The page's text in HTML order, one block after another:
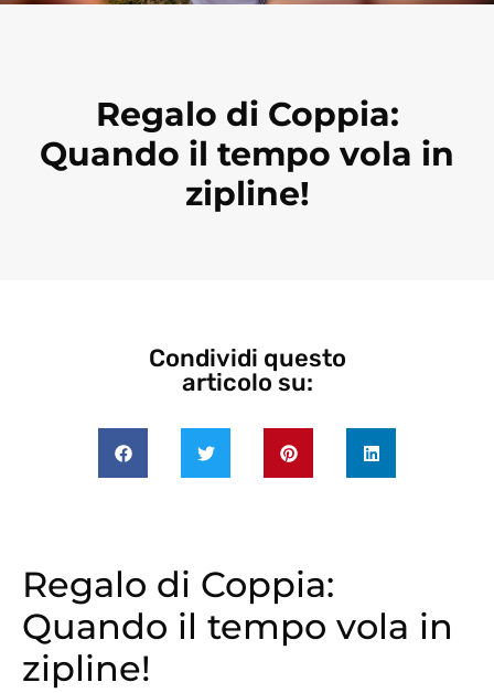
Regalo di Coppia:
Quando il tempo vola in
zipline!
Condividi questo
articolo su:
Regalo di Coppia:
Quando il tempo vola in
zipline!